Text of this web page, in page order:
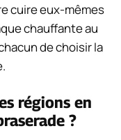
cuire eux-mêmes
chauffante au
de choisir la
régions en
?